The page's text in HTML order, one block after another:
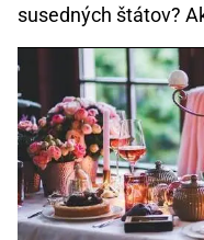
susedných štátov?